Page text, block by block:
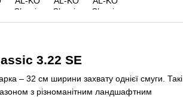
3.22 SE
– 32 см ширини захвату однієї смуги. Такі
з різноманітним ландшафтним